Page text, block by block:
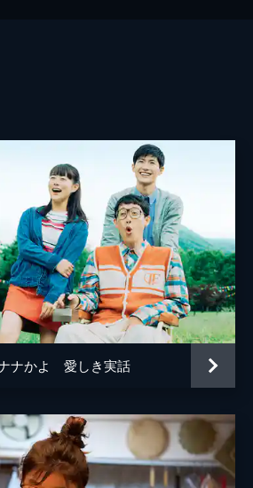
高橋亮三 宅麻伸
佐々木重臣 柄本明
菅原大吉
徳井優
桂雀々
森下能幸
田中要次
左時枝
ミッキー・カーチス
古田富子 渡辺えり
ナかよ 愛しき実話